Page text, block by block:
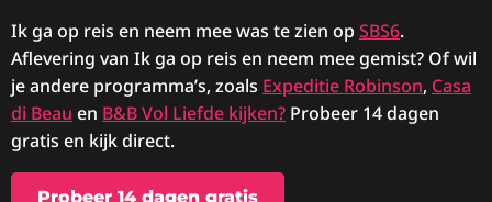
Ik ga op reis en neem mee was te zien op SBS6.
Aflevering van Ik ga op reis en neem mee gemist? Of wil
je andere programma’s, zoals Expeditie Robinson, Casa
di Beau en B&B Vol Liefde kijken? Probeer 14 dagen
gratis en kijk direct.
Probeer 14 dagen gratis